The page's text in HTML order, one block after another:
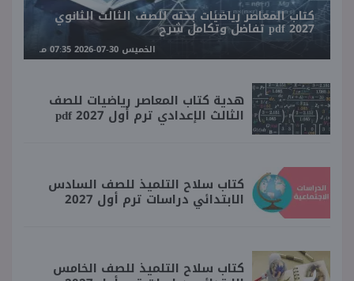
كتاب المعاصر رياضيات بحته للصف الثالث الثانوي
2027 pdf تفاضل وتكامل شرح
الخميس 30-07-2026 07:35 مـ
هدية كتاب المعاصر رياضيات للصف
الثالث الإعدادي ترم أول 2027 pdf
كتاب سلاح التلميذ للصف السادس
الابتدائي دراسات ترم أول 2027
كتاب سلاح التلميذ للصف الخامس